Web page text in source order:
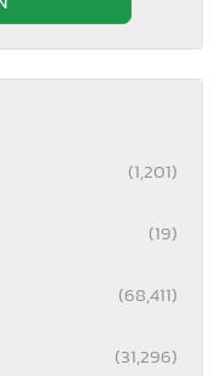
(1,201)
(19)
(68,411)
(31,296)